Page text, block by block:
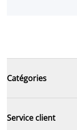
Catégories
Service client